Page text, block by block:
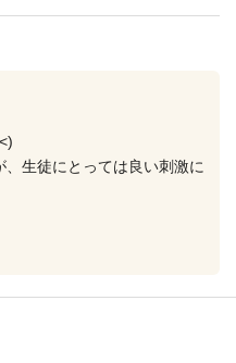
生徒にとっては良い刺激に